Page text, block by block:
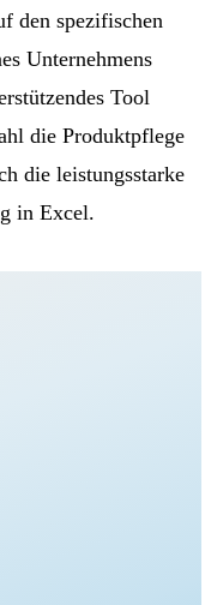
den spezifischen
Unternehmens
Tool
die Produktpflege
die leistungsstarke
in Excel.